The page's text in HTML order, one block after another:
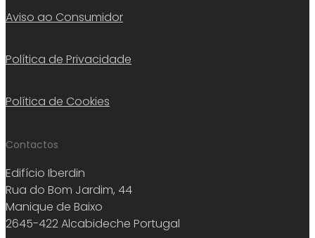
Aviso ao Consumidor
Política de Privacidade
Política de Cookies
Contactos
Edifício Iberdin
Rua do Bom Jardim, 44
Manique de Baixo
2645-422 Alcabideche Portugal